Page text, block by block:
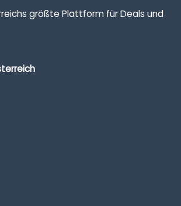
größte Plattform für Deals und